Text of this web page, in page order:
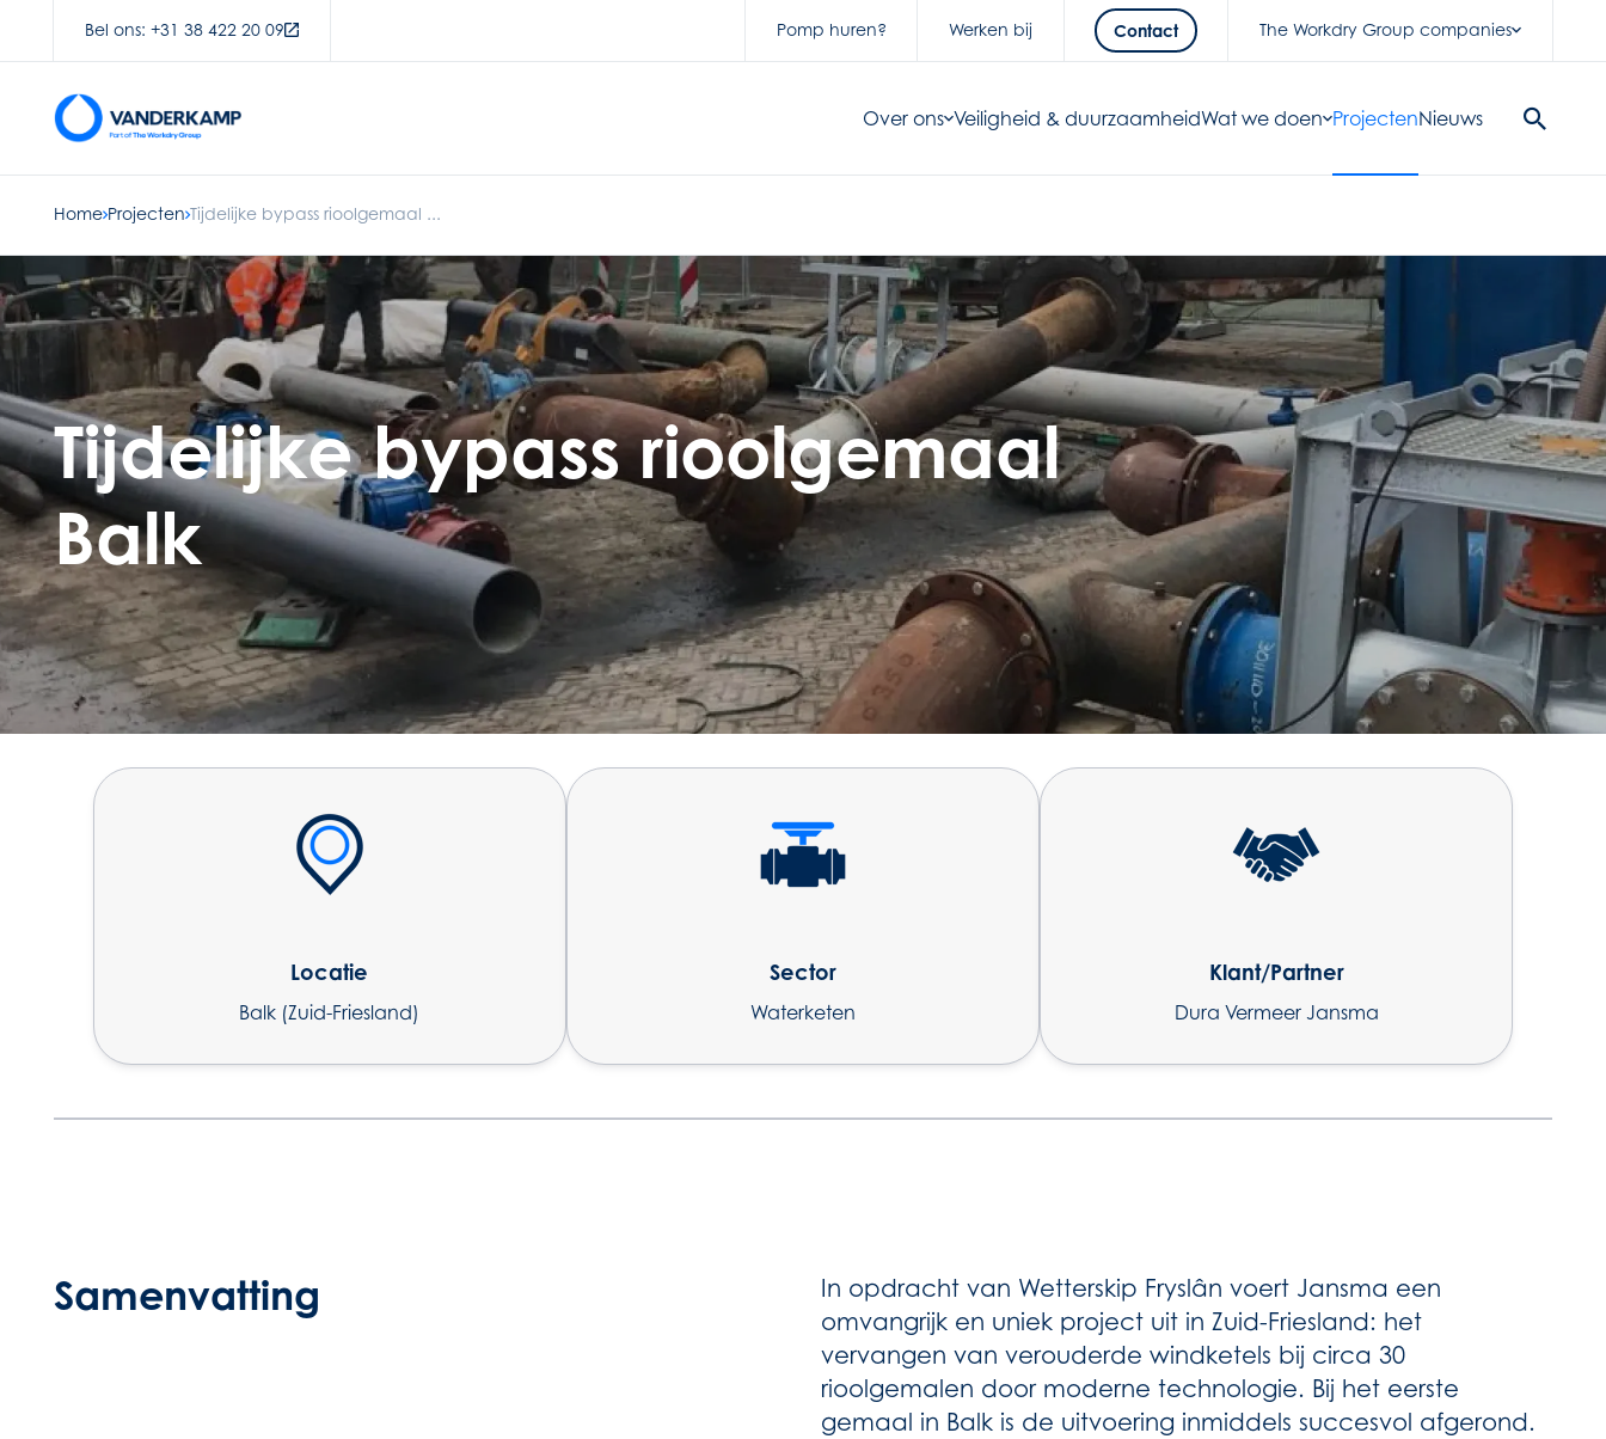
Bel ons: +31 38 422 20 09 Pomp huren? Werken bij Contact The Workdry Group companies
Over ons Veiligheid & duurzaamheidWat we doen ProjectenNieuws
Search
Home Projecten Tijdelijke bypass rioolgemaal ...
Tijdelijke bypass rioolgemaal
Balk
Locatie
Balk (Zuid-Friesland)
Sector
Waterketen
Klant/Partner
Dura Vermeer Jansma
Samenvatting
In opdracht van Wetterskip Fryslân voert Jansma een
omvangrijk en uniek project uit in Zuid-Friesland: het
vervangen van verouderde windketels bij circa 30
rioolgemalen door moderne technologie. Bij het eerste
gemaal in Balk is de uitvoering inmiddels succesvol afgerond.